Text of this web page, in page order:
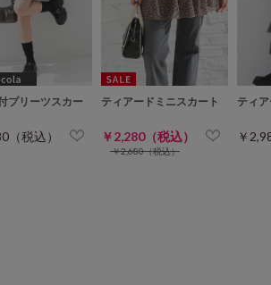
プリーツスカー
（税込）
ティアードミニスカート
￥2,280（税込）
￥2,680（税込）
ティ
￥